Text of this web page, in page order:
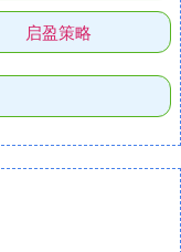
启盈策略